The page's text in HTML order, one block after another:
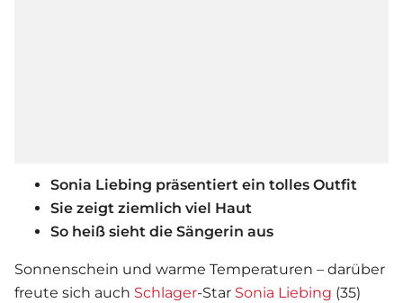
Sonia Liebing präsentiert ein tolles Outfit
Sie zeigt ziemlich viel Haut
So heiß sieht die Sängerin aus
Sonnenschein und warme Temperaturen – darüber
freute sich auch Schlager-Star Sonia Liebing (35)